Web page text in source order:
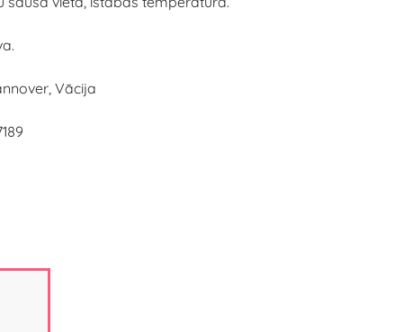
Vācija